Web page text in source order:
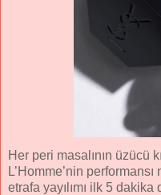
Her peri masalının üzücü
L’Homme’nin
etrafa yayılımı ilk 5